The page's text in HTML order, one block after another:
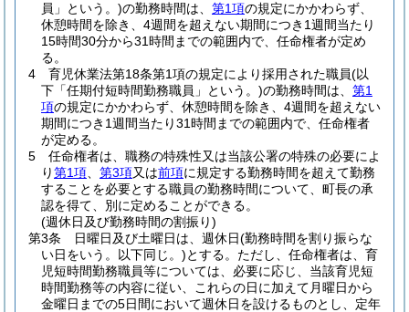
員」という。)の勤務時間は、 第1項の規定にかかわらず、
休憩時間を除き、4週間を超えない期間につき1週間当たり
15時間30分から31時間までの範囲内で、任命権者が定め
る。
4
育児休業法第18条第1項の規定により採用された職員(以
下「任期付短時間勤務職員」という。)の勤務時間は、 第1
項の規定にかかわらず、休憩時間を除き、4週間を超えない
期間につき1週間当たり31時間までの範囲内で、任命権者
が定める。
5
任命権者は、職務の特殊性又は当該公署の特殊の必要によ
り第1項 第3項又は前項に規定する勤務時間を超えて勤務
することを必要とする職員の勤務時間について、町長の承
認を得て、別に定めることができる。
(週休日及び勤務時間の割振り)
第3条
日曜日及び土曜日は、週休日(勤務時間を割り振らな
い日をいう。以下同じ。)とする。 ただし、任命権者は、育
児短時間勤務職員等については、必要に応じ、当該育児短
時間勤務等の内容に従い、これらの日に加えて月曜日から
金曜日までの5日間において週休日を設けるものとし、定年